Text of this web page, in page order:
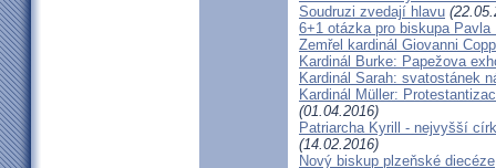
Soudruzi zvedají hlavu
6+1 otázka pro biskupa Pavla
Zemřel kardinál Giovanni
Kardinál Burke: Papežova
Kardinál Sarah: svatostánek
Kardinál Müller:
(01.04.2016)
Patriarcha Kyrill - nejvyšší
(14.02.2016)
Nový biskup plzeňské diecéze